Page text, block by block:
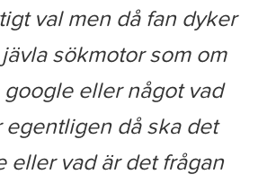
val men då fan dyker
sökmotor som om
google eller något vad
egentligen då ska det
eller vad är det frågan